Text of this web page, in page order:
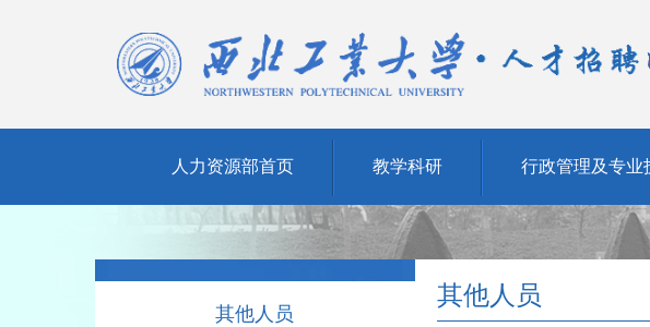
人力资源部首页 教学科研 行政管理及专业
其他人员
其他人员